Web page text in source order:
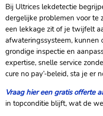
Bij Ultrices lekdetectie
dergelijke problemen voor te
een lekkage zit of je twijfelt
afwateringssysteem, kunnen
grondige inspectie en
expertise, snelle service
cure no pay’-beleid, sta je er
Vraag hier een gratis offerte
in topconditie blijft, wat de